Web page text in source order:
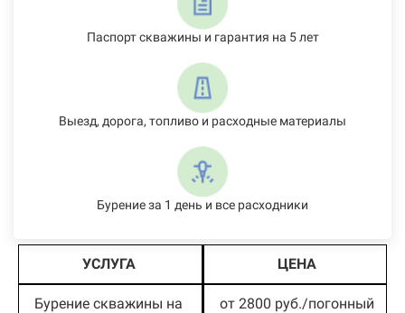
Паспорт скважины и гарантия на 5 лет
Выезд, дорога, топливо и расходные материалы
Бурение за 1 день и все расходники
УСЛУГА ЦЕНА
Бурение скважины на
от 2800 руб./погонный